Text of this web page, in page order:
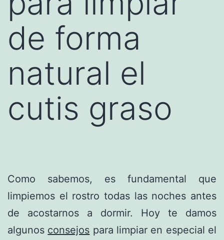
de forma
natural el
cutis graso
Como sabemos, es fundamental que
limpiemos el rostro todas las noches antes
de acostarnos a dormir. Hoy te damos
algunos consejos para limpiar en especial el